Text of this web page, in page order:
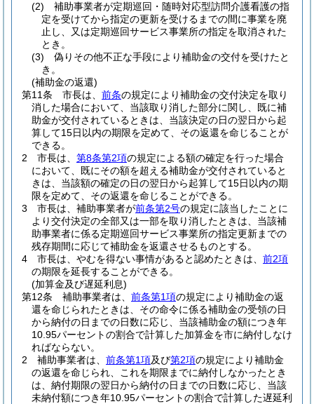
(2)
補助事業者が定期巡回・随時対応型訪問介護看護の指
定を受けてから指定の更新を受けるまでの間に事業を廃
止し、又は定期巡回サービス事業所の指定を取消された
とき。
(3)
偽りその他不正な手段により補助金の交付を受けたと
き。
(補助金の返還)
第11条
市長は、 前条の規定により補助金の交付決定を取り
消した場合において、当該取り消した部分に関し、既に補
助金が交付されているときは、当該決定の日の翌日から起
算して15日以内の期限を定めて、その返還を命じることが
できる。
2
市長は、 第8条第2項の規定による額の確定を行った場合
において、既にその額を超える補助金が交付されていると
きは、当該額の確定の日の翌日から起算して15日以内の期
限を定めて、その返還を命じることができる。
3
市長は、補助事業者が前条第2号の規定に該当したことに
より交付決定の全部又は一部を取り消したときは、当該補
助事業者に係る定期巡回サービス事業所の指定更新までの
残存期間に応じて補助金を返還させるものとする。
4
市長は、やむを得ない事情があると認めたときは、 前2項
の期限を延長することができる。
(加算金及び遅延利息)
第12条
補助事業者は、 前条第1項の規定により補助金の返
還を命じられたときは、その命令に係る補助金の受領の日
から納付の日までの日数に応じ、当該補助金の額につき年
10.95パーセントの割合で計算した加算金を市に納付しなけ
ればならない。
2
補助事業者は、 前条第1項及び第2項の規定により補助金
の返還を命じられ、これを期限までに納付しなかったとき
は、納付期限の翌日から納付の日までの日数に応じ、当該
未納付額につき年10.95パーセントの割合で計算した遅延利